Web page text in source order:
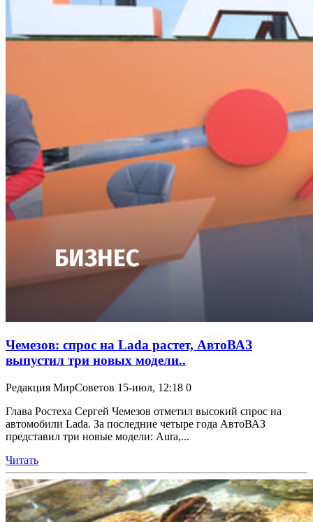
Чемезов: спрос на Lada растет, АвтоВАЗ
выпустил три новых модели..
Редакция МирСоветов 15-июл, 12:18 0
Глава Ростеха Сергей Чемезов отметил высокий спрос на
автомобили Lada. За последние четыре года АвтоВАЗ
представил три новые модели: Aura,...
Читать